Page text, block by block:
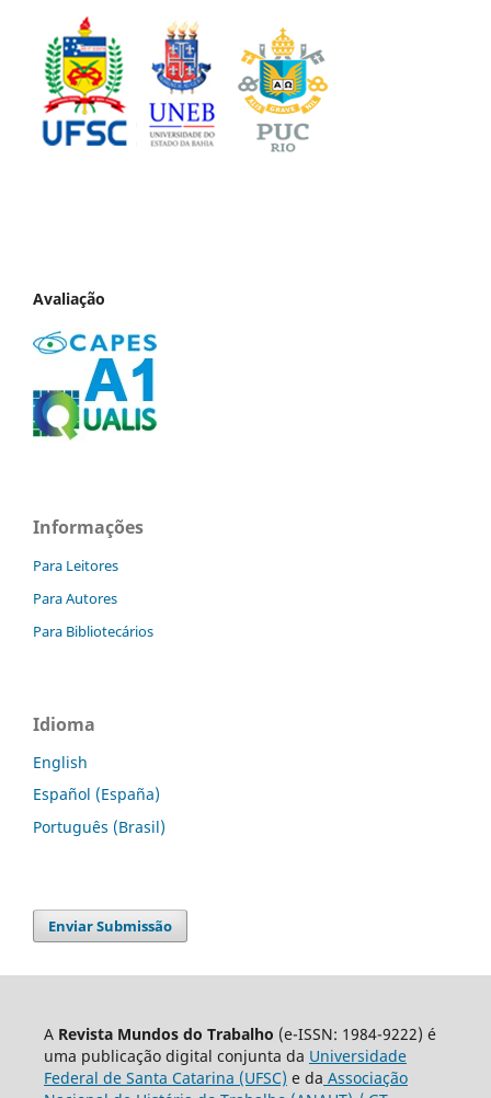
Avaliação
Informações
Para Leitores
Para Autores
Para Bibliotecários
Idioma
English
Español (España)
Português (Brasil)
Enviar Submissão
A Revista Mundos do Trabalho (e-ISSN: 1984-9222) é
uma publicação digital conjunta da Universidade
Federal de Santa Catarina (UFSC) e da Associação